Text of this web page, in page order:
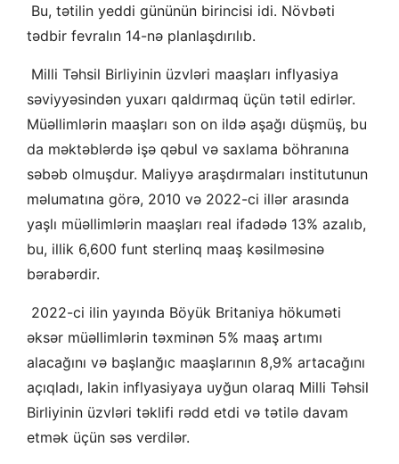
Bu, tətilin yeddi gününün birincisi idi. Növbəti
tədbir fevralın 14-nə planlaşdırılıb.
Milli Təhsil Birliyinin üzvləri maaşları inflyasiya
səviyyəsindən yuxarı qaldırmaq üçün tətil edirlər.
Müəllimlərin maaşları son on ildə aşağı düşmüş, bu
da məktəblərdə işə qəbul və saxlama böhranına
səbəb olmuşdur. Maliyyə araşdırmaları institutunun
məlumatına görə, 2010 və 2022-ci illər arasında
yaşlı müəllimlərin maaşları real ifadədə 13% azalıb,
bu, illik 6,600 funt sterlinq maaş kəsilməsinə
bərabərdir.
2022-ci ilin yayında Böyük Britaniya hökuməti
əksər müəllimlərin təxminən 5% maaş artımı
alacağını və başlanğıc maaşlarının 8,9% artacağını
açıqladı, lakin inflyasiyaya uyğun olaraq Milli Təhsil
Birliyinin üzvləri təklifi rədd etdi və tətilə davam
etmək üçün səs verdilər.